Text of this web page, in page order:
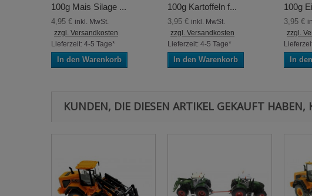
100g Mais Silage ...
4,95 € inkl. MwSt.
zzgl. Versandkosten
Lieferzeit: 4-5 Tage*
In den Warenkorb
100g Kartoffeln f...
3,95 € inkl. MwSt.
zzgl. Versandkosten
Lieferzeit: 4-5 Tage*
In den Warenkorb
100g
3,95 €
zzgl.
In
KUNDEN, DIE DIESEN ARTIKEL GEKAUFT HABEN,